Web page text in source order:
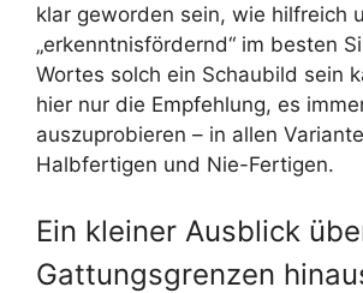
klar geworden sein, wie hilfreich
„erkenntnisfördernd“ im besten
Wortes solch ein Schaubild sein
hier nur die Empfehlung, es
auszuprobieren – in allen
Halbfertigen und Nie-Fertigen.
Ein kleiner Ausblick
Gattungsgrenzen